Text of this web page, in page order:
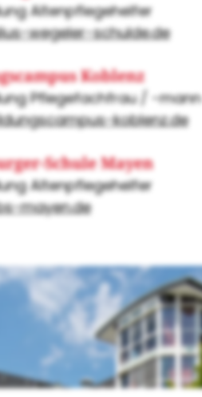
Altenpflegehelfer
wegeler-schulde.de
Koblenz
Pflegefachfrau / -mann
koblenz.de
Schule Mayen
Altenpflegehelfer
mayen.de